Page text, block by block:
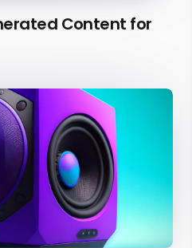
Content for